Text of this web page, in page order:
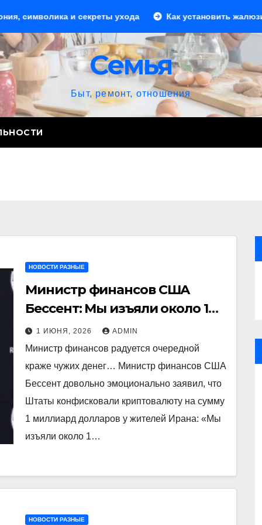
и секреты ухода Как установить жалюзи:
Семья
Быт, ремонт, отношения
НОВОСТИ РАЗНЫЕ
Министр финансов США
Бессент: Мы изъяли около 1
миллиарда долларов
криптовалюты Ирана
1 ИЮНЯ, 2026 ADMIN
Министр финансов радуется очередной
краже чужих денег… Министр финансов США
Бессент довольно эмоционально заявил, что
Штаты конфисковали криптовалюту на сумму
1 миллиард долларов у жителей Ирана: «Мы
изъяли около 1…
НОВОСТИ РАЗНЫЕ